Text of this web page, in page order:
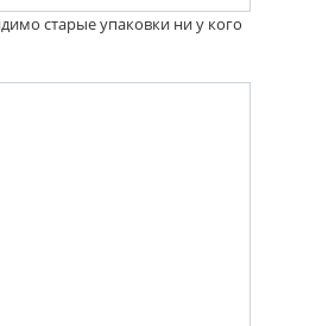
старые упаковки ни у кого